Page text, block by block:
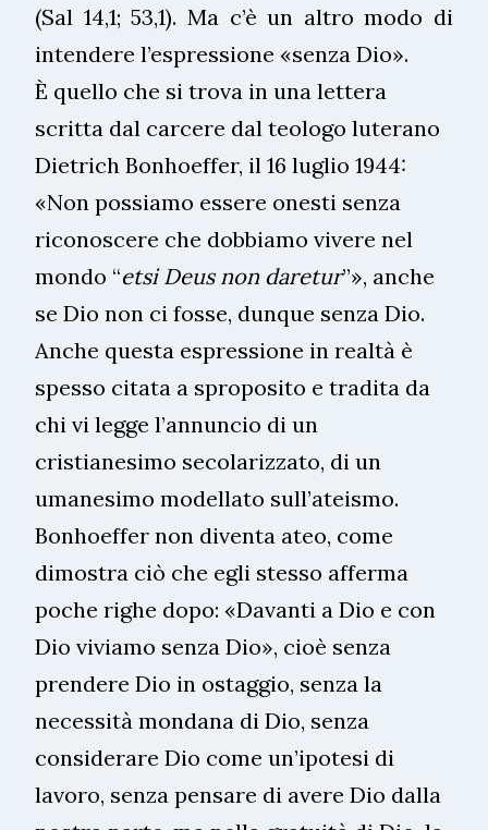
(Sal 14,1; 53,1). Ma c’è un altro modo di
intendere l’espressione «senza Dio».
È quello che si trova in una lettera
scritta dal carcere dal teologo luterano
Dietrich Bonhoeffer, il 16 luglio 1944:
«Non possiamo essere onesti senza
riconoscere che dobbiamo vivere nel
mondo “etsi Deus non daretur”», anche
se Dio non ci fosse, dunque senza Dio.
Anche questa espressione in realtà è
spesso citata a sproposito e tradita da
chi vi legge l’annuncio di un
cristianesimo secolarizzato, di un
umanesimo modellato sull’ateismo.
Bonhoeffer non diventa ateo, come
dimostra ciò che egli stesso afferma
poche righe dopo: «Davanti a Dio e con
Dio viviamo senza Dio», cioè senza
prendere Dio in ostaggio, senza la
necessità mondana di Dio, senza
considerare Dio come un’ipotesi di
lavoro, senza pensare di avere Dio dalla